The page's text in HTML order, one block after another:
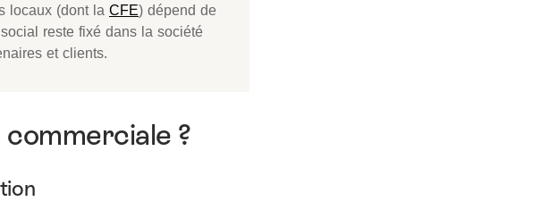
locaux (dont la CFE) dépend de
reste fixé dans la société
et clients.
?